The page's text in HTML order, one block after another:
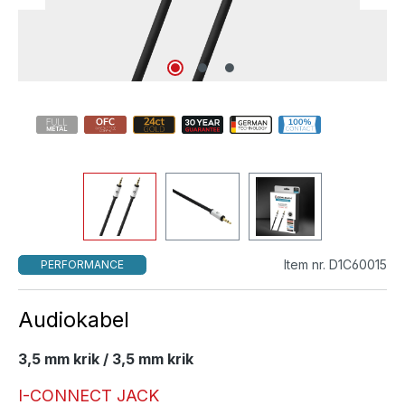
PERFORMANCE Item nr. D1C60015
Audiokabel
3,5 mm krik / 3,5 mm krik
I-CONNECT JACK